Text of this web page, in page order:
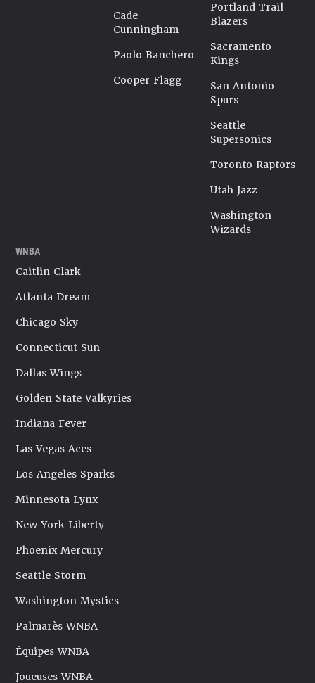
Cade
Cunningham
Paolo Banchero
Cooper Flagg
Portland Trail
Blazers
Sacramento
Kings
San Antonio
Spurs
Seattle
Supersonics
Toronto Raptors
Utah Jazz
Washington
Wizards
WNBA
Caitlin Clark
Atlanta Dream
Chicago Sky
Connecticut Sun
Dallas Wings
Golden State Valkyries
Indiana Fever
Las Vegas Aces
Los Angeles Sparks
Minnesota Lynx
New York Liberty
Phoenix Mercury
Seattle Storm
Washington Mystics
Palmarès WNBA
Équipes WNBA
Joueuses WNBA